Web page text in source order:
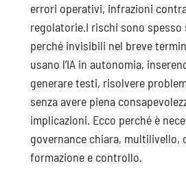
errori operativi, infrazioni
regolatorie.I rischi sono
perché invisibili nel breve
usano l’IA in autonomia,
generare testi, risolvere
senza avere piena
implicazioni. Ecco perché è
governance chiara, multilivello,
formazione e controllo.